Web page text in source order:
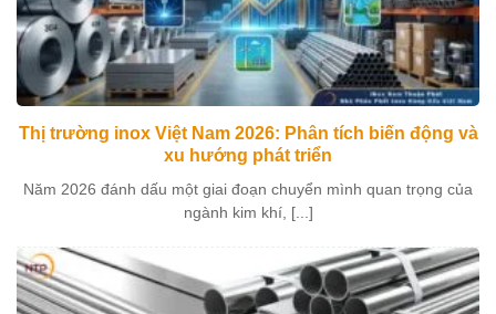
Thị trường inox Việt Nam 2026: Phân tích biến động và
xu hướng phát triển
Năm 2026 đánh dấu một giai đoạn chuyển mình quan trọng của
ngành kim khí, [...]